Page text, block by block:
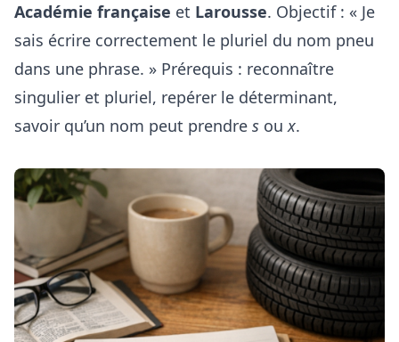
Académie française et Larousse. Objectif : « Je
sais écrire correctement le pluriel du nom pneu
dans une phrase. » Prérequis : reconnaître
singulier et pluriel, repérer le déterminant,
savoir qu’un nom peut prendre s oux.